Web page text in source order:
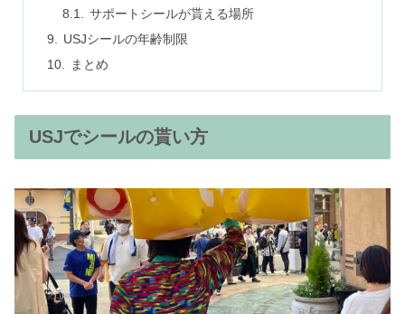
サポートシールが貰える場所
USJシールの年齢制限
まとめ
USJでシールの貰い方